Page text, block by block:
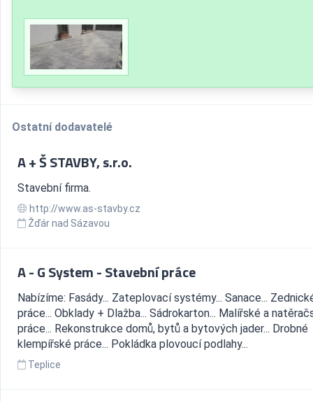
Ostatní dodavatelé
A + Š STAVBY, s.r.o.
Stavební firma.
http://www.as-stavby.cz
Žďár nad Sázavou
A - G System - Stavební práce
Nabízíme: Fasády... Zateplovací systémy... Sanace...
práce... Obklady + Dlažba... Sádrokarton... Malířské a
práce... Rekonstrukce domů, bytů a bytových jader... Drobné
klempířské práce... Pokládka plovoucí podlahy...
Teplice